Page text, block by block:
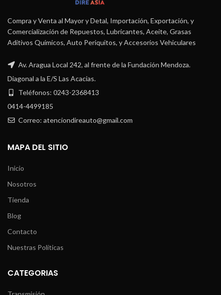
Compra y Venta al Mayor y Detal, Importación, Exportación, y
Comercialización de Repuestos, Lubricantes, Aceite, Grasas
Aditivos Químicos, Auto Periquitos, y Accesorios Vehiculares
Av. Aragua Local 242, al frente de la Fundación Mendoza.
Diagonal a la E/S Las Acacias.
Teléfonos: 0243-2368413
0414-4499185
Correo: atenciondireauto@gmail.com
MAPA DEL SITIO
Inicio
Nosotros
Tienda
Blog
Contacto
Nuestras Políticas
CATEGORIAS